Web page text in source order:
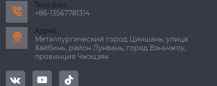

Телефон:
+86-13567781314

Адрес:
Металлургический город Циншань, улица
Хайбинь, район Лунвань, город Вэньчжоу,
провинция Чжэцзян
  